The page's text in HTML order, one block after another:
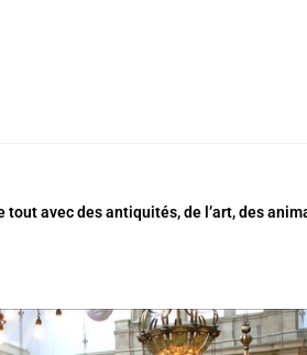
avec des antiquités, de l’art, des